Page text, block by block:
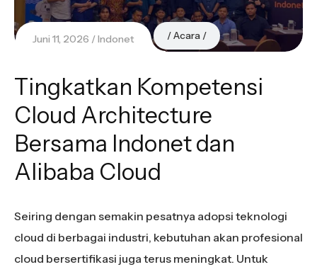
Juni 11, 2026 Indonet Acara
Tingkatkan Kompetensi
Cloud Architecture
Bersama Indonet dan
Alibaba Cloud
Seiring dengan semakin pesatnya adopsi teknologi
cloud di berbagai industri, kebutuhan akan profesional
cloud bersertifikasi juga terus meningkat. Untuk